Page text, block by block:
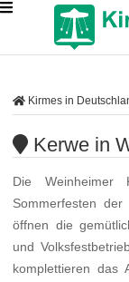
Kirmes in
Kerwe in
Die
Sommerfesten
öffnen die
und
komplettieren das